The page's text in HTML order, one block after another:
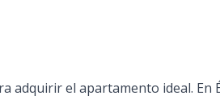
adquirir el apartamento ideal. En